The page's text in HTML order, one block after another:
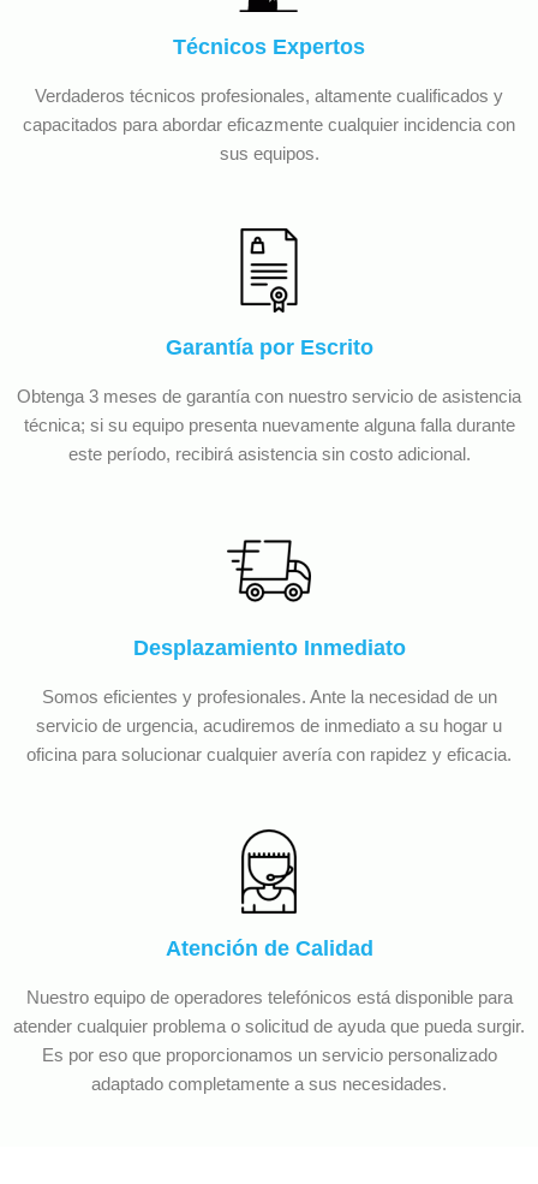
Técnicos Expertos
Verdaderos técnicos profesionales, altamente cualificados y
capacitados para abordar eficazmente cualquier incidencia con
sus equipos.
Garantía por Escrito
Obtenga 3 meses de garantía con nuestro servicio de asistencia
técnica; si su equipo presenta nuevamente alguna falla durante
este período, recibirá asistencia sin costo adicional.
Desplazamiento Inmediato
Somos eficientes y profesionales. Ante la necesidad de un
servicio de urgencia, acudiremos de inmediato a su hogar u
oficina para solucionar cualquier avería con rapidez y eficacia.
Atención de Calidad
Nuestro equipo de operadores telefónicos está disponible para
atender cualquier problema o solicitud de ayuda que pueda surgir.
Es por eso que proporcionamos un servicio personalizado
adaptado completamente a sus necesidades.